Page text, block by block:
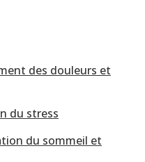
des douleurs et
du stress
du sommeil et